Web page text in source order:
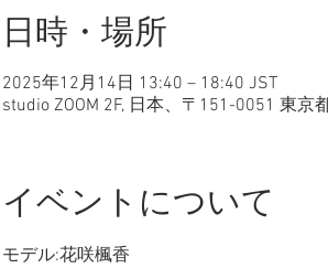
日時・場所
2025年12月14日 13:40 – 18:40 JST
studio ZOOM 2F, 日本、〒151-0051 東
イベントについて
モデル:花咲楓香